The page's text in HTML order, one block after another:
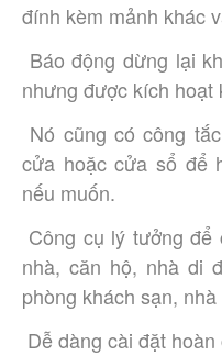
đính kèm mảnh khác
nhưng được kích hoạt
cửa hoặc cửa sổ để
nếu muốn.
nhà, căn hộ, nhà di
phòng khách sạn,
Dễ dàng cài đặt